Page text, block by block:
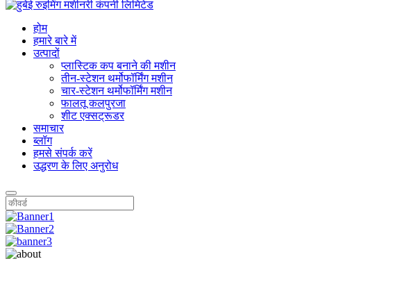
होम
हमारे बारे में
उत्पादों
प्लास्टिक कप बनाने की मशीन
तीन-स्टेशन थर्मोफॉर्मिंग मशीन
चार-स्टेशन थर्मोफॉर्मिंग मशीन
फालतू कलपुरजा
शीट एक्सट्रूडर
समाचार
ब्लॉग
हमसे संपर्क करें
उद्धरण के लिए अनुरोध